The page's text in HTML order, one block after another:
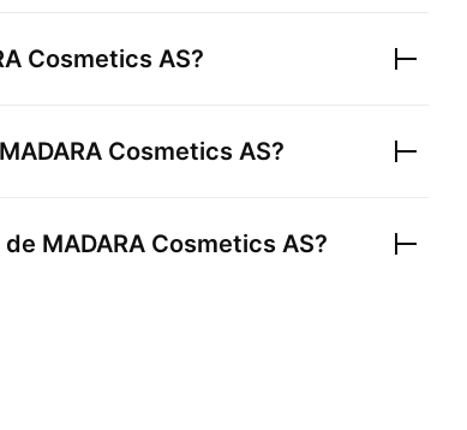
Cosmetics AS?
MADARA Cosmetics AS?
de MADARA Cosmetics AS?